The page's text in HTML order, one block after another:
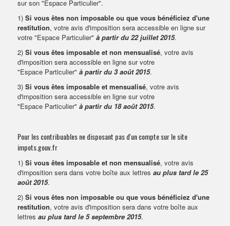
sur son "Espace Particulier".
1) Si vous êtes non imposable ou que vous bénéficiez d'une
restitution, votre avis d'imposition sera accessible en ligne sur
votre "Espace Particulier" à partir du 22 juillet 2015.
2) Si vous êtes imposable et non mensualisé, votre avis
d'imposition sera accessible en ligne sur votre
"Espace Particulier" à partir du 3 août 2015.
3) Si vous êtes imposable et mensualisé, votre avis
d'imposition sera accessible en ligne sur votre
"Espace Particulier" à partir du 18 août 2015.
Pour les contribuables ne disposant pas d'un compte sur le site
impots.gouv.fr
1) Si vous êtes imposable et non mensualisé, votre avis
d'imposition sera dans votre boîte aux lettres au plus tard le 25
août 2015.
2) Si vous êtes non imposable ou que vous bénéficiez d'une
restitution, votre avis d'imposition sera dans votre boîte aux
lettres au plus tard le 5 septembre 2015.